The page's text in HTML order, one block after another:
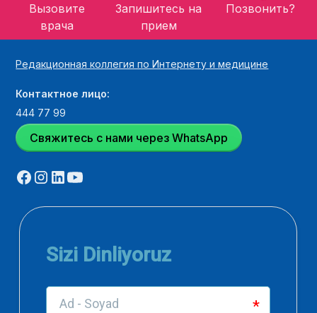
Вызовите
врача
Запишитесь на
прием
Позвонить?
Редакционная коллегия по Интернету и медицине
Контактное лицо:
444 77 99
Свяжитесь с нами через WhatsApp